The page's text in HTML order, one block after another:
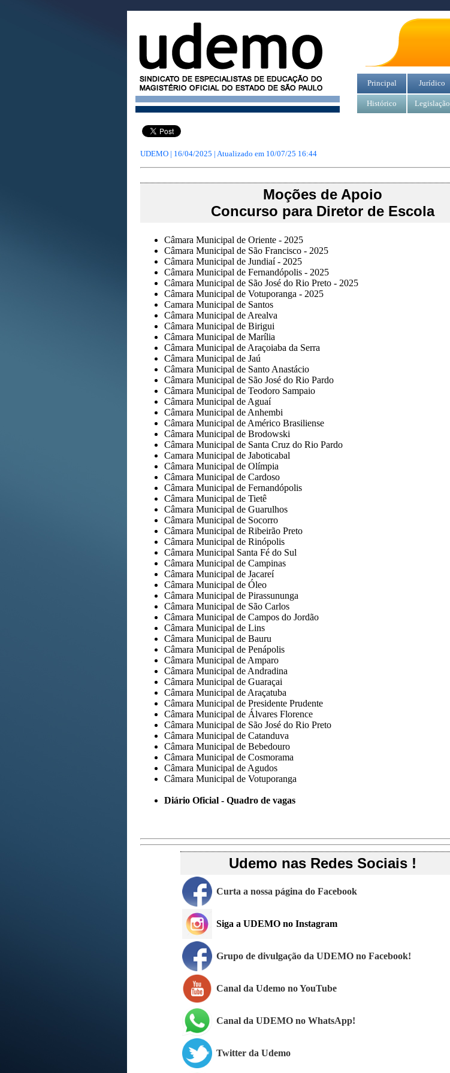
Principal Jurídico
Histórico Legislação
UDEMO | 16/04/2025 | Atualizado em 10/07/25 16:44
Moções de Apoio
Concurso para Diretor de Escola
Câmara Municipal de Oriente - 2025
Câmara Municipal de São Francisco - 2025
Câmara Municipal de Jundiaí - 2025
Câmara Municipal de Fernandópolis - 2025
Câmara Municipal de São José do Rio Preto - 2025
Câmara Municipal de Votuporanga - 2025
Camara Municipal de Santos
Câmara Municipal de Arealva
Câmara Municipal de Birigui
Câmara Municipal de Marília
Câmara Municipal de Araçoiaba da Serra
Câmara Municipal de Jaú
Câmara Municipal de Santo Anastácio
Câmara Municipal de São José do Rio Pardo
Câmara Municipal de Teodoro Sampaio
Câmara Municipal de Aguaí
Câmara Municipal de Anhembi
Câmara Municipal de Américo Brasiliense
Câmara Municipal de Brodowski
Câmara Municipal de Santa Cruz do Rio Pardo
Camara Municipal de Jaboticabal
Câmara Municipal de Olímpia
Câmara Municipal de Cardoso
Câmara Municipal de Fernandópolis
Câmara Municipal de Tietê
Câmara Municipal de Guarulhos
Câmara Municipal de Socorro
Câmara Municipal de Ribeirão Preto
Câmara Municipal de Rinópolis
Câmara Municipal Santa Fé do Sul
Câmara Municipal de Campinas
Câmara Municipal de Jacareí
Câmara Municipal de Óleo
Câmara Municipal de Pirassununga
Câmara Municipal de São Carlos
Câmara Municipal de Campos do Jordão
Câmara Municipal de Lins
Câmara Municipal de Bauru
Câmara Municipal de Penápolis
Câmara Municipal de Amparo
Câmara Municipal de Andradina
Câmara Municipal de Guaraçai
Câmara Municipal de Araçatuba
Câmara Municipal de Presidente Prudente
Câmara Municipal de Álvares Florence
Câmara Municipal de São José do Rio Preto
Câmara Municipal de Catanduva
Câmara Municipal de Bebedouro
Câmara Municipal de Cosmorama
Câmara Municipal de Agudos
Câmara Municipal de Votuporanga
Diário Oficial - Quadro de vagas
Udemo nas Redes Sociais !
Curta a nossa página do Facebook
Siga a UDEMO no Instagram
Grupo de divulgação da UDEMO no Facebook!
Canal da Udemo no YouTube
Canal da UDEMO no WhatsApp!
Twitter da Udemo